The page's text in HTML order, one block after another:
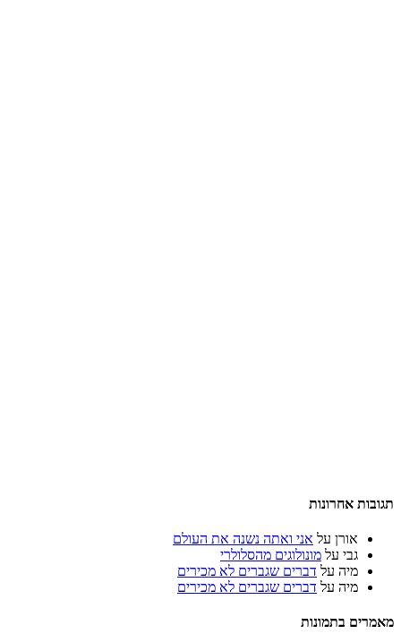
תגובות אחרונות
אורן על אני ואתה נשנה את העולם
גבי על מונולוגים מהסלולרי
מיה על דברים שגברים לא מכירים
מיה על דברים שגברים לא מכירים
מאמרים בתמונות